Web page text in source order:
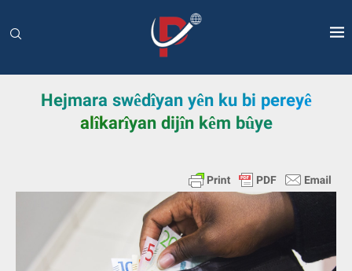
Hejmara swêdîyan yên ku bi pereyê
alîkarîyan dijîn kêm bûye